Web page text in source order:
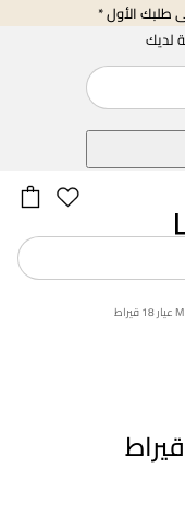
لديك